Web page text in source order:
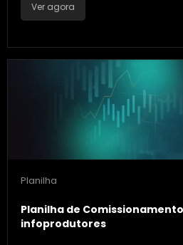
Ver agora
Planilha
Planilha de
infoprodutores